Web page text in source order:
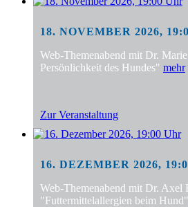
18. NOVEMBER 2026,
Web-Themenabend mit Dr.
Persönlichkeit des Hundes" mehr
Zur Veranstaltung
16. DEZEMBER 2026,
Web-Themenabend mit Dr. Axel
"Futtermittelallergien beim Hund"